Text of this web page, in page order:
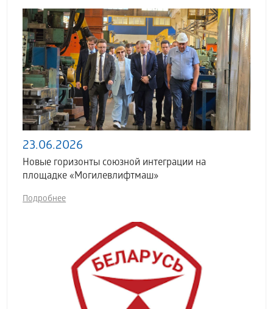
23.06.2026
Новые горизонты союзной интеграции на
площадке «Могилевлифтмаш»
Подробнее